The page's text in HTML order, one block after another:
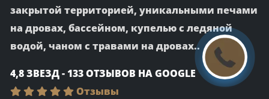
закрытой территорией, уникальными печами
на дровах, бассейном, купелью с ледяной
водой, чаном с травами на дровах..
4,8 ЗВЕЗД - 133 ОТЗЫВОВ НА GOOGLE
Отзывы